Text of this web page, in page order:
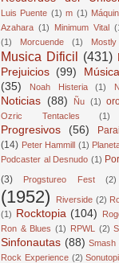
Luis Puente (1) m (1)
Azahara (1) Minimum Vital
(1)
Morcuende (1)
Musica Dificil (431)
Prejuicios (99)
(35)
Noah Histeria (1)
Noticias (88) Ñu (1)
Ozric Tentacles (1)
Progresivos
(56)
(14) Peter Hammill (1)
Podcaster al Desnudo (1)
(3)
Progstureo Fest (2)
(1952)
Riverside (2)
(1) Rocktopia (104)
Ron & Blues (1) RPWL (2)
Sinfonautas (88) Smash
Rock Experience (2)